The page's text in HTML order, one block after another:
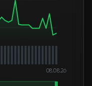
08.08.26